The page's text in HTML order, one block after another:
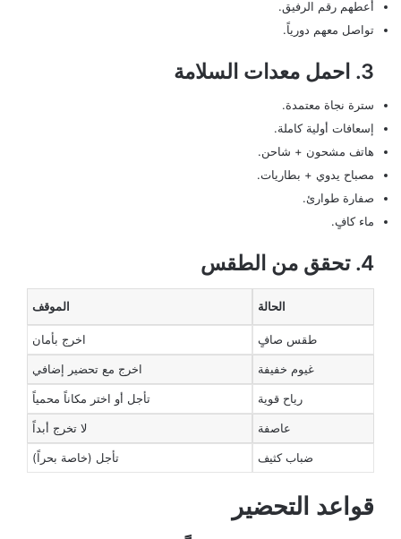
أعطهم رقم الرفيق.
تواصل معهم دورياً.
3. احمل معدات السلامة
سترة نجاة معتمدة.
إسعافات أولية كاملة.
هاتف مشحون + شاحن.
مصباح يدوي + بطاريات.
صفارة طوارئ.
ماء كافٍ.
4. تحقق من الطقس
الحالة الموقف
طقس صافٍ اخرج بأمان
غيوم خفيفة اخرج مع تحضير إضافي
رياح قوية تأجل أو اختر مكاناً محمياً
عاصفة لا تخرج أبداً
ضباب كثيف تأجل (خاصة بحراً)
قواعد التحضير